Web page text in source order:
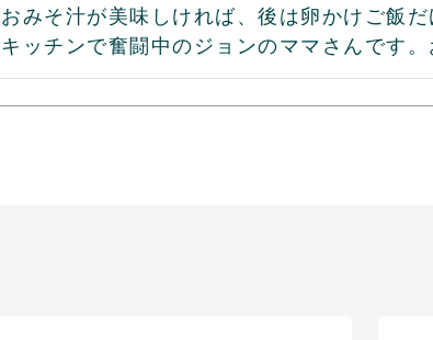
おみそ汁が美味しければ、後は卵かけご飯
キッチンで奮闘中のジョンのママさんです